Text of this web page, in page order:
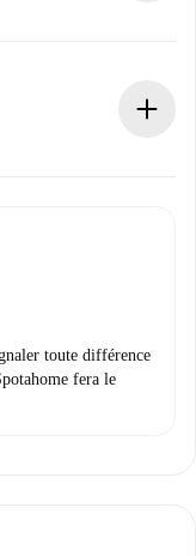
vous proposerons
toute différence
fera le